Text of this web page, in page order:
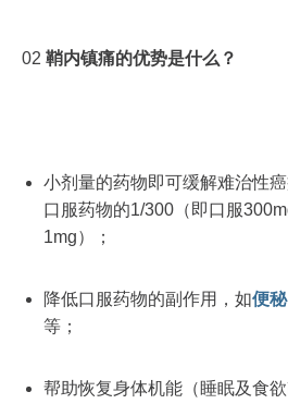
02 鞘内镇痛的优势是什么？
小剂量的药物即可缓解难治性
口服药物的1/300（即口服
1mg）；
降低口服药物的副作用，如便秘
等；
帮助恢复身体机能（睡眠及食